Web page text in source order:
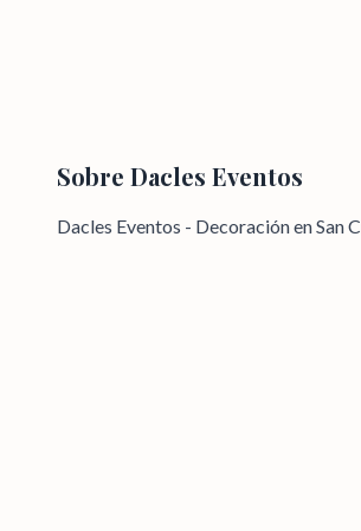
Sobre Dacles Eventos
Dacles Eventos - Decoración en San